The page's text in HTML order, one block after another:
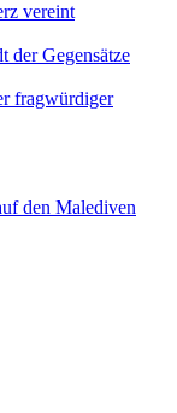
vereint
der Gegensätze
fragwürdiger
den Malediven